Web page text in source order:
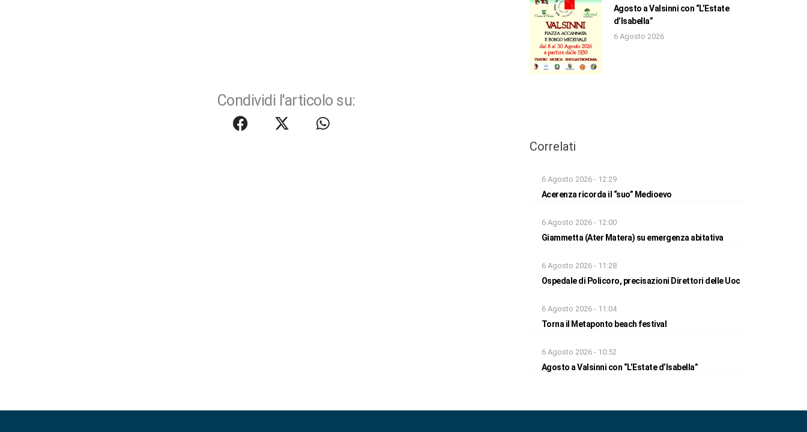
Condividi l'articolo su:
Agosto a Valsinni con “L’Estate
d’Isabella”
6 Agosto 2026
Correlati
6 Agosto 2026 - 12:29
Acerenza ricorda il “suo” Medioevo
6 Agosto 2026 - 12:00
Giammetta (Ater Matera) su emergenza abitativa
6 Agosto 2026 - 11:28
Ospedale di Policoro, precisazioni Direttori delle Uoc
6 Agosto 2026 - 11:04
Torna il Metaponto beach festival
6 Agosto 2026 - 10:52
Agosto a Valsinni con “L’Estate d’Isabella”